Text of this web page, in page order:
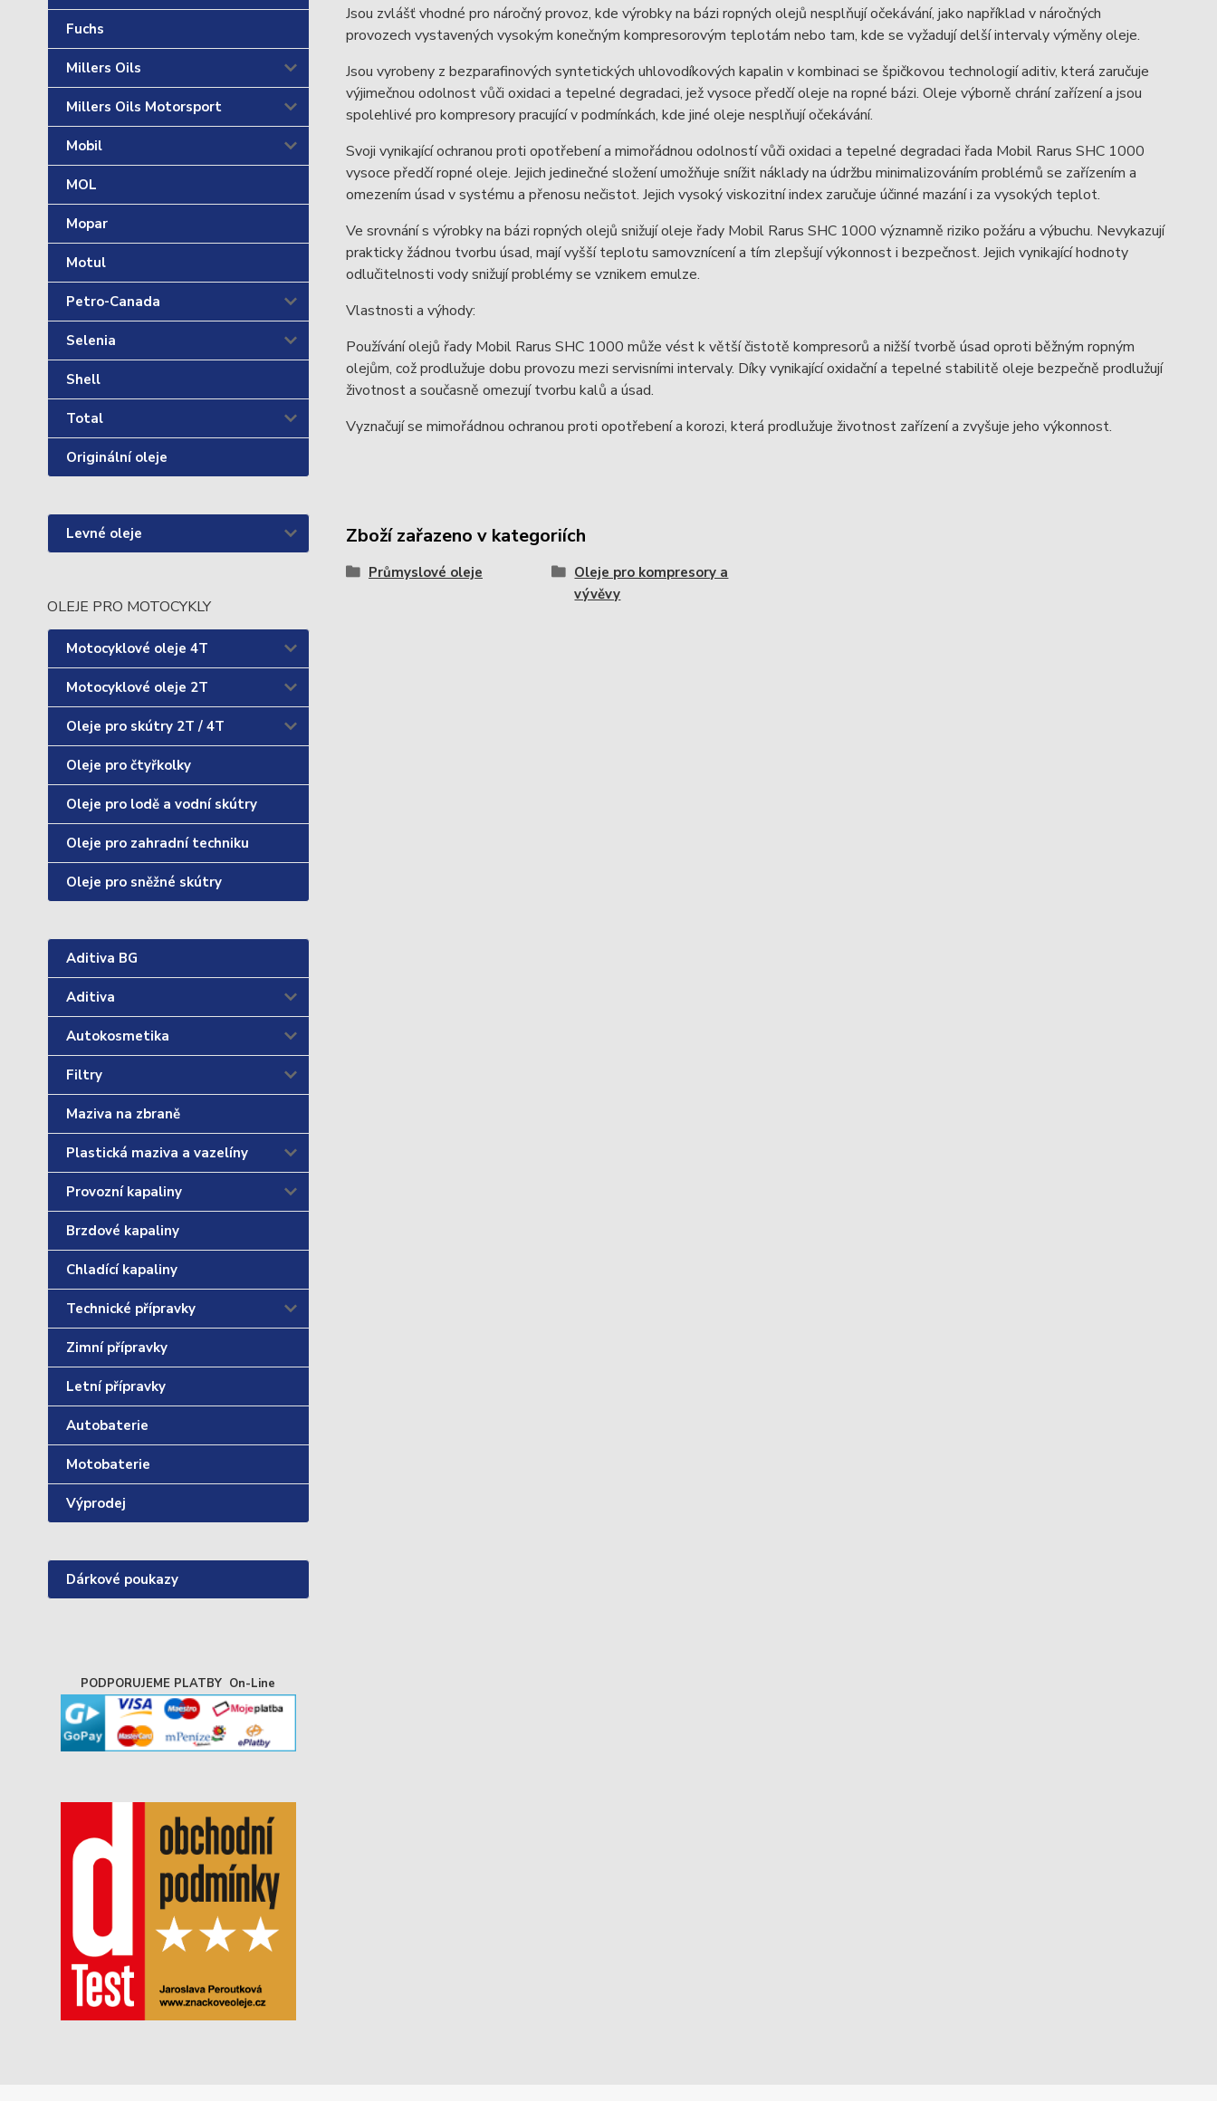
Fuchs
Millers Oils
Millers Oils Motorsport
Mobil
MOL
Mopar
Motul
Petro-Canada
Selenia
Shell
Total
Originální oleje
Levné oleje
OLEJE PRO MOTOCYKLY
Motocyklové oleje 4T
Motocyklové oleje 2T
Oleje pro skútry 2T / 4T
Oleje pro čtyřkolky
Oleje pro lodě a vodní skútry
Oleje pro zahradní techniku
Oleje pro sněžné skútry
Aditiva BG
Aditiva
Autokosmetika
Filtry
Maziva na zbraně
Plastická maziva a vazelíny
Provozní kapaliny
Brzdové kapaliny
Chladící kapaliny
Technické přípravky
Zimní přípravky
Letní přípravky
Autobaterie
Motobaterie
Výprodej
Dárkové poukazy
PODPORUJEME PLATBY On-Line
Jsou zvlášť vhodné pro náročný provoz, kde výrobky na bázi ropných olejů nesplňují očekávání, jako například v náročných
provozech vystavených vysokým konečným kompresorovým teplotám nebo tam, kde se vyžadují delší intervaly výměny oleje.
Jsou vyrobeny z bezparafinových syntetických uhlovodíkových kapalin v kombinaci se špičkovou technologií aditiv, která zaručuje
výjimečnou odolnost vůči oxidaci a tepelné degradaci, jež vysoce předčí oleje na ropné bázi. Oleje výborně chrání zařízení a jsou
spolehlivé pro kompresory pracující v podmínkách, kde jiné oleje nesplňují očekávání.
Svoji vynikající ochranou proti opotřebení a mimořádnou odolností vůči oxidaci a tepelné degradaci řada Mobil Rarus SHC 1000
vysoce předčí ropné oleje. Jejich jedinečné složení umožňuje snížit náklady na údržbu minimalizováním problémů se zařízením a
omezením úsad v systému a přenosu nečistot. Jejich vysoký viskozitní index zaručuje účinné mazání i za vysokých teplot.
Ve srovnání s výrobky na bázi ropných olejů snižují oleje řady Mobil Rarus SHC 1000 významně riziko požáru a výbuchu. Nevykazují
prakticky žádnou tvorbu úsad, mají vyšší teplotu samovznícení a tím zlepšují výkonnost i bezpečnost. Jejich vynikající hodnoty
odlučitelnosti vody snižují problémy se vznikem emulze.
Vlastnosti a výhody:
Používání olejů řady Mobil Rarus SHC 1000 může vést k větší čistotě kompresorů a nižší tvorbě úsad oproti běžným ropným
olejům, což prodlužuje dobu provozu mezi servisními intervaly. Díky vynikající oxidační a tepelné stabilitě oleje bezpečně prodlužují
životnost a současně omezují tvorbu kalů a úsad.
Vyznačují se mimořádnou ochranou proti opotřebení a korozi, která prodlužuje životnost zařízení a zvyšuje jeho výkonnost.
Zboží zařazeno v kategoriích
Průmyslové oleje
Oleje pro kompresory a
vývěvy